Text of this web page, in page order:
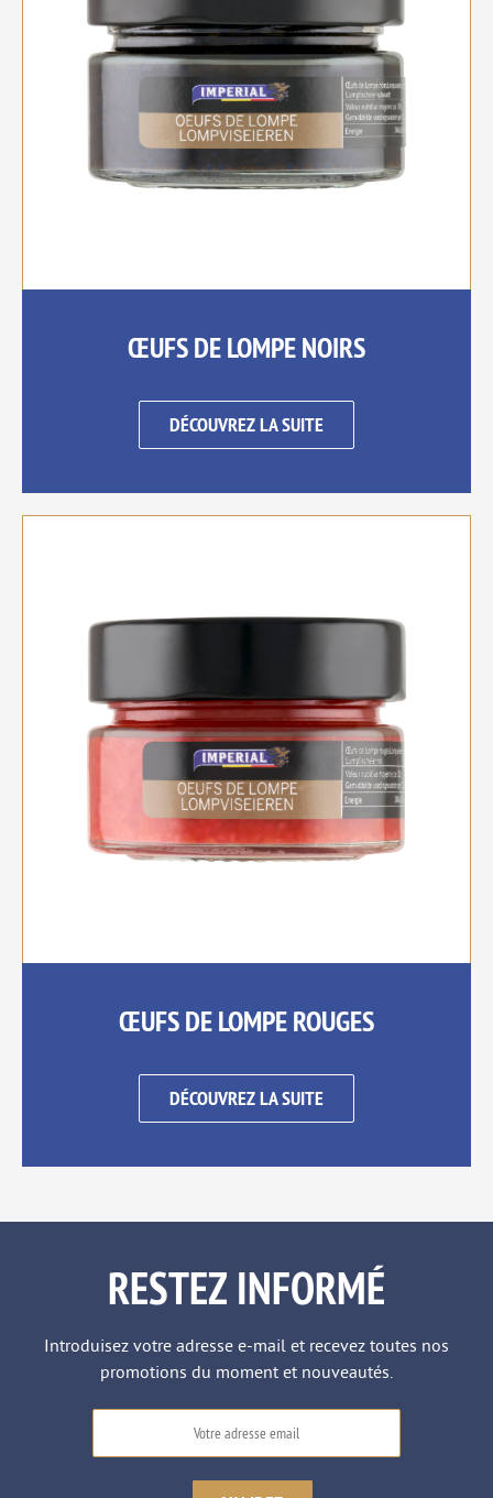
ŒUFS DE LOMPE NOIRS
DÉCOUVREZ LA SUITE
ŒUFS DE LOMPE ROUGES
DÉCOUVREZ LA SUITE
RESTEZ INFORMÉ
Introduisez votre adresse e-mail et recevez toutes nos
promotions du moment et nouveautés.